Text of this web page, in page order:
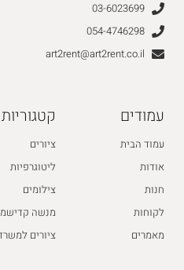
03-6023699
054-4746298
art2rent@art2rent.co.il
עמודים
עמוד הבית
אודות
חנות
לקוחות
מאמרים
קטגוריות
ציורים
ליטוגרפיות
צילומים
מנשה
ציורים